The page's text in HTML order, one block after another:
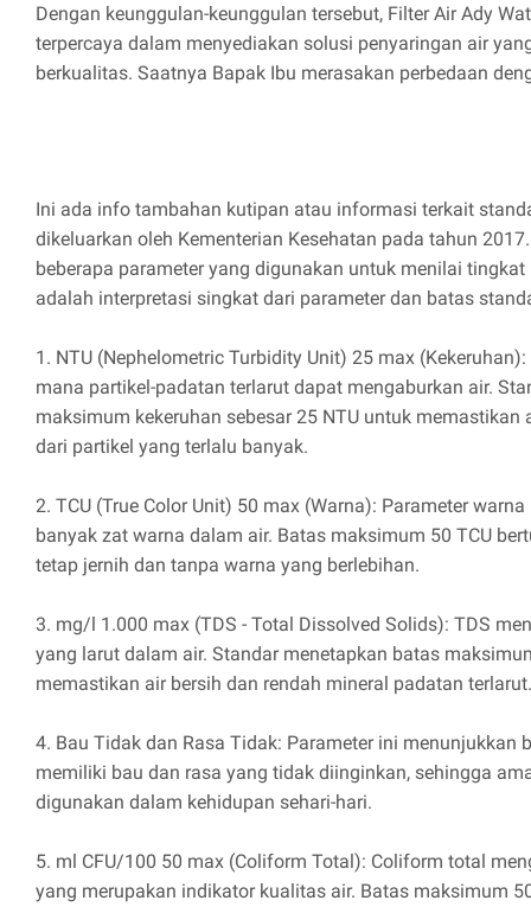
Dengan keunggulan-keunggulan tersebut, Filter Air Ady
terpercaya dalam menyediakan solusi penyaringan air
berkualitas. Saatnya Bapak Ibu merasakan perbedaan
Ini ada info tambahan kutipan atau informasi terkait
dikeluarkan oleh Kementerian Kesehatan pada tahun
beberapa parameter yang digunakan untuk menilai tingkat
adalah interpretasi singkat dari parameter dan batas
1. NTU (Nephelometric Turbidity Unit) 25 max
mana partikel-padatan terlarut dapat mengaburkan air.
maksimum kekeruhan sebesar 25 NTU untuk memastikan
dari partikel yang terlalu banyak.
2. TCU (True Color Unit) 50 max (Warna): Parameter
banyak zat warna dalam air. Batas maksimum 50 TCU
tetap jernih dan tanpa warna yang berlebihan.
3. mg/l 1.000 max (TDS - Total Dissolved Solids): TDS
yang larut dalam air. Standar menetapkan batas
memastikan air bersih dan rendah mineral padatan terlarut.
4. Bau Tidak dan Rasa Tidak: Parameter ini menunjukkan
memiliki bau dan rasa yang tidak diinginkan, sehingga
digunakan dalam kehidupan sehari-hari.
5. ml CFU/100 50 max (Coliform Total): Coliform total
yang merupakan indikator kualitas air. Batas maksimum